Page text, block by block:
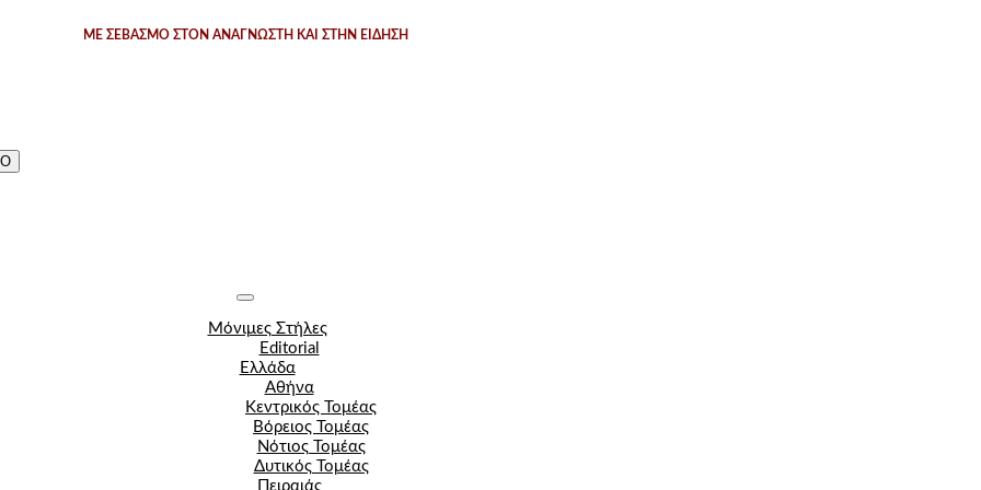
ΜΕ ΣΕΒΑΣΜΟ ΣΤΟΝ ΑΝΑΓΝΩΣΤΗ ΚΑΙ ΣΤΗΝ ΕΙΔΗΣΗ
Μόνιμες Στήλες
Editorial
Ελλάδα
Αθήνα
Κεντρικός Τομέας
Βόρειος Τομέας
Νότιος Τομέας
Δυτικός Τομέας
Πειραιάς